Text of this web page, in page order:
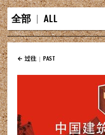
全部 | ALL
← 过往 | PAST